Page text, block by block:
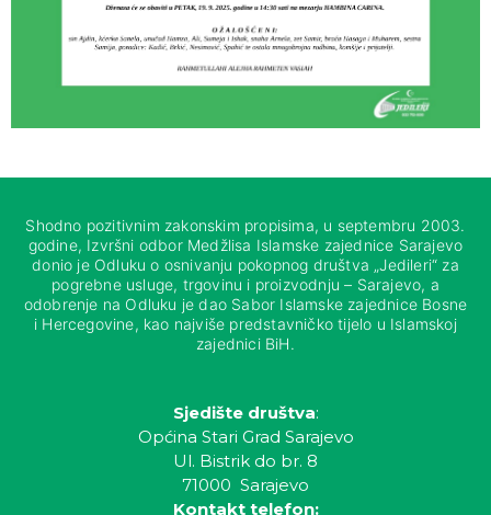
Shodno pozitivnim zakonskim propisima, u septembru 2003.
godine, Izvršni odbor Medžlisa Islamske zajednice Sarajevo
donio je Odluku o osnivanju pokopnog društva „Jedileri“ za
pogrebne usluge, trgovinu i proizvodnju – Sarajevo, a
odobrenje na Odluku je dao Sabor Islamske zajednice Bosne
i Hercegovine, kao najviše predstavničko tijelo u Islamskoj
zajednici BiH.
Sjedište društva:
Općina Stari Grad Sarajevo
Ul. Bistrik do br. 8
71000 Sarajevo
Kontakt telefon: